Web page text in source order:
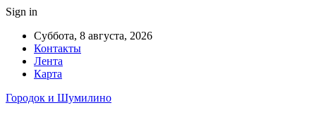
Sign in
Суббота, 8 августа, 2026
Контакты
Лента
Карта
Городок и Шумилино